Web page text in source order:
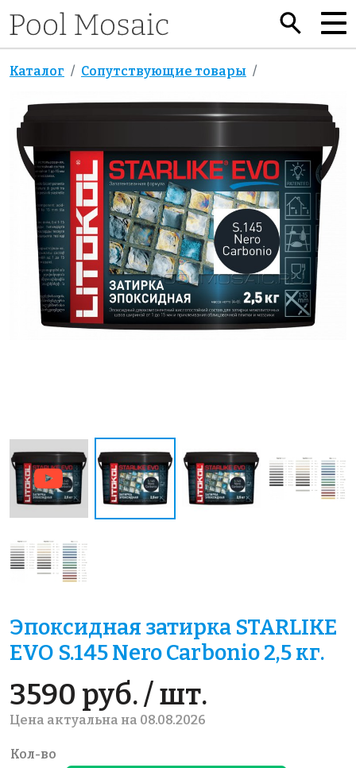
Каталог Сопутствующие товары
Эпоксидная затирка STARLIKE
EVO S.145 Nero Carbonio 2,5 кг.
3590 руб. / шт.
Цена актуальна на 08.08.2026
Кол-во